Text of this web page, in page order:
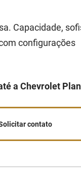
Capacidade,
configurações
a Chevrolet
contato